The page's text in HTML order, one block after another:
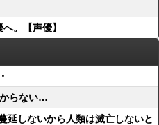
。【声優】
らない…
延しないから人類は滅亡しないと